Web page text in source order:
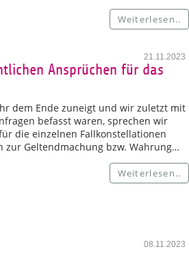
Weiterlesen..
21.11.2023
Ansprüchen für das
dem Ende zuneigt und wir zuletzt mit
befasst waren, sprechen wir
die einzelnen Fallkonstellationen
zur Geltendmachung bzw. Wahrung…
Weiterlesen..
08.11.2023